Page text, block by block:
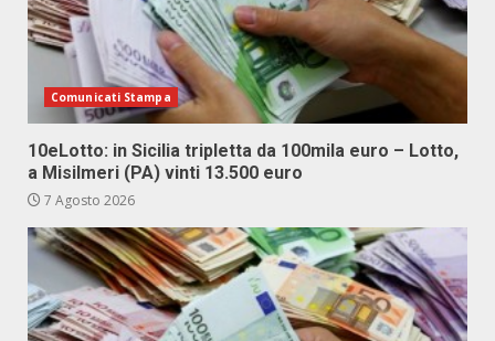
Comunicati Stampa
10eLotto: in Sicilia tripletta da 100mila euro – Lotto,
a Misilmeri (PA) vinti 13.500 euro
7 Agosto 2026